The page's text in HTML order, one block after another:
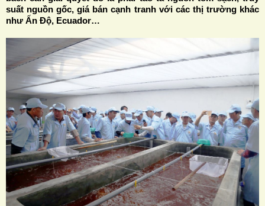
suất nguồn gốc, giá bán cạnh tranh với các thị trường khác
như Ấn Độ, Ecuador…